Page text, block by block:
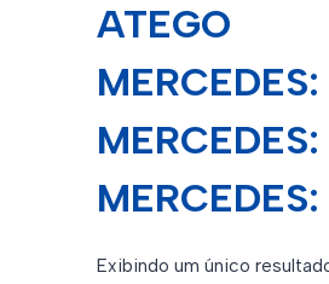
ATEGO
MERCEDES:
Exibindo um único